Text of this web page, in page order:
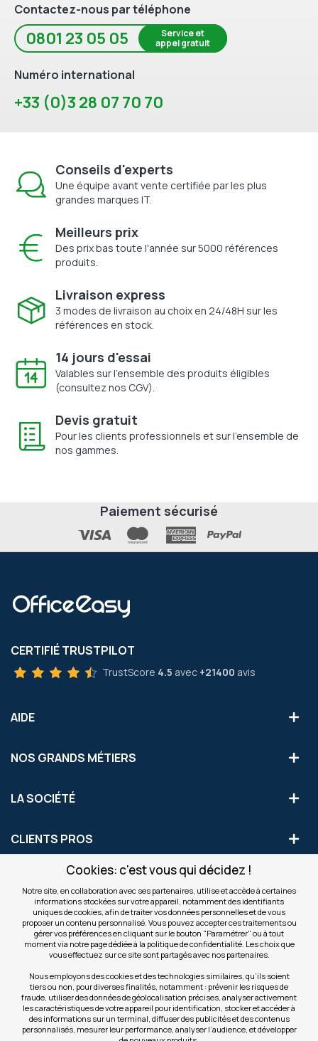
Cookies: c'est vous qui décidez !
Notre site, en collaboration avec ses partenaires, utilise et accède à certaines
informations stockées sur votre appareil, notamment des identifiants
uniques de cookies, afin de traiter vos données personnelles et de vous
proposer un contenu personnalisé. Vous pouvez accepter ces traitements ou
gérer vos préférences en cliquant sur le bouton "Paramétrer" ou à tout
moment via notre page dédiée à la politique de confidentialité. Les choix que
vous effectuez sur ce site sont partagés avec nos partenaires.
Nous employons des cookies et des technologies similaires, qu’ils soient
tiers ou non, pour diverses finalités, notamment : prévenir les risques de
fraude, utiliser des données de géolocalisation précises, analyser activement
les caractéristiques de votre appareil pour identification, stocker et accéder à
des informations sur un terminal, diffuser des publicités et des contenus
personnalisés, mesurer leur performance, analyser l’audience, et développer
Contactez-nous par téléphone
0801 23 05 05
Service et
appel gratuit
Numéro international
+33 (0)3 28 07 70 70
Conseils d'experts
Une équipe avant vente certifiée par les plus
grandes marques IT.
Meilleurs prix
Des prix bas toute l'année sur 5000 références
produits.
Livraison express
3 modes de livraison au choix en 24/48H sur les
références en stock.
14 jours d'essai
Valables sur l'ensemble des produits éligibles
(consultez nos CGV).
Devis gratuit
Pour les clients professionnels et sur l'ensemble de
nos gammes.
Paiement sécurisé
CERTIFIÉ TRUSTPILOT
TrustScore 4.5 avec +21400 avis
AIDE
NOS GRANDS MÉTIERS
LA SOCIÉTÉ
CLIENTS PROS
S'INSCRIRE AUX OFFRES COMMERCIALES
Inscription
notre
newsletter
Valider
NOS SITES